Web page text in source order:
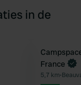
in de
Favoriet
Boek direct
France
5,7 km•